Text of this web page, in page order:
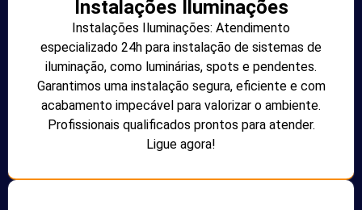
Instalações Iluminações
Instalações Iluminações: Atendimento
especializado 24h para instalação de sistemas de
iluminação, como luminárias, spots e pendentes.
Garantimos uma instalação segura, eficiente e com
acabamento impecável para valorizar o ambiente.
Profissionais qualificados prontos para atender.
Ligue agora!